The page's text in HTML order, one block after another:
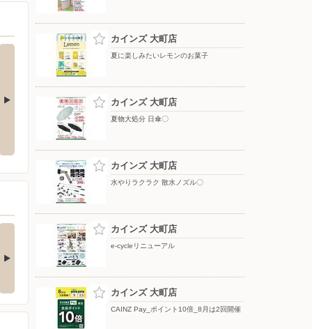
テント
水やりラクラク 散水ノズル〇
の酒類合同キャンペ
の酒類合同キャンペーン
催中！ 抽選で最大…
カインズ 大町店
夏に楽しみたいレモンのお菓子
カインズ 大町店
夏物大処分 日傘〇
カインズ 大町店
水やりラクラク 散水ノズル〇
カインズ 大町店
e-cycleリニューアル
カインズ 大町店
CAINZ Pay_ポイント10倍_8月は2回開催